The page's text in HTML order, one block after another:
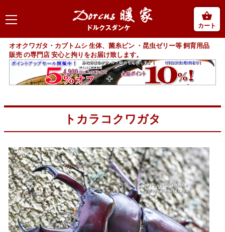
カート
オオクワガタ・カブトムシ 生体、菌糸ビン ・昆虫ゼリー等 飼育用品
販売 の専門店 安心と拘りをお届け致します。
トカラコクワガタ